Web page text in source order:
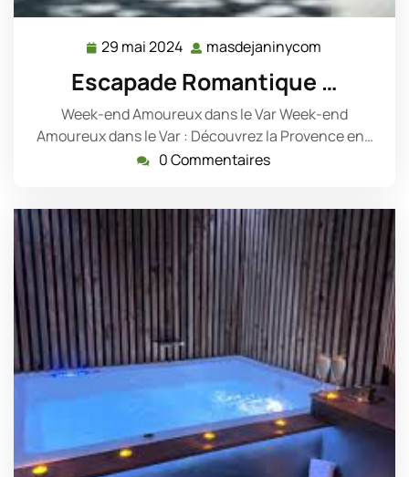
29 mai 2024 29
mai
2024
masdejaninycom
Escapade Romantique …
Week-end Amoureux dans le Var Week-end
Amoureux dans le Var : Découvrez la Provence en…
0 Commentaires